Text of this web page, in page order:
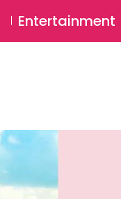
Entertainment